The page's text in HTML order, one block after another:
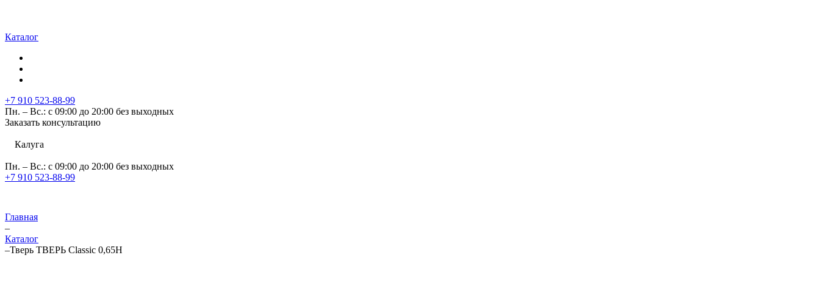
Каталог
+7 910 523-88-99
Пн. – Вс.: с 09:00 до 20:00 без выходных
Заказать консультацию
Калуга
Пн. – Вс.: с 09:00 до 20:00 без выходных
+7 910 523-88-99
Главная
–
Каталог
–Тверь ТВЕРЬ Classic 0,65Н